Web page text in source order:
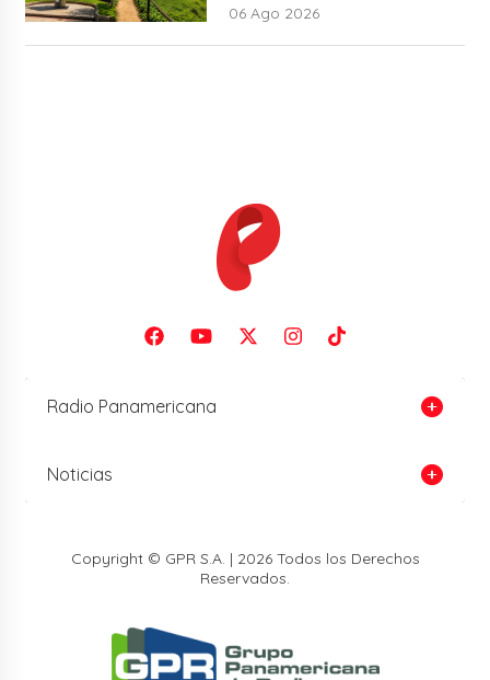
06 Ago 2026
Radio Panamericana
Noticias
Copyright © GPR S.A. | 2026 Todos los Derechos
Reservados.